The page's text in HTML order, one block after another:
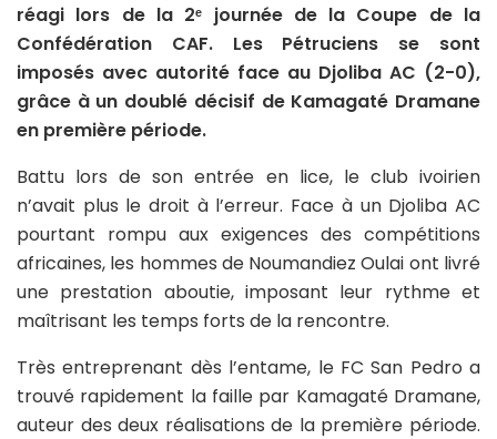
réagi lors de la 2ᵉ journée de la Coupe de la
Confédération CAF. Les Pétruciens se sont
imposés avec autorité face au Djoliba AC (2-0),
grâce à un doublé décisif de Kamagaté Dramane
en première période.
Battu lors de son entrée en lice, le club ivoirien
n’avait plus le droit à l’erreur. Face à un Djoliba AC
pourtant rompu aux exigences des compétitions
africaines, les hommes de Noumandiez Oulai ont livré
une prestation aboutie, imposant leur rythme et
maîtrisant les temps forts de la rencontre.
Très entreprenant dès l’entame, le FC San Pedro a
trouvé rapidement la faille par Kamagaté Dramane,
auteur des deux réalisations de la première période.